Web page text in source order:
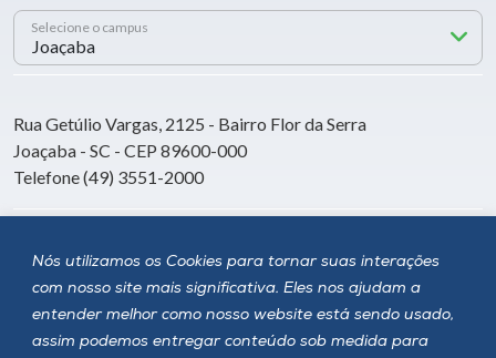
Nós utilizamos os Cookies para tornar suas interações
com nosso site mais significativa. Eles nos ajudam a
entender melhor como nosso website está sendo usado,
assim podemos entregar conteúdo sob medida para
Selecione o campus
Rua Getúlio Vargas, 2125 - Bairro Flor da Serra
Joaçaba - SC - CEP 89600-000
Telefone (49) 3551-2000
Siga a Unoesc